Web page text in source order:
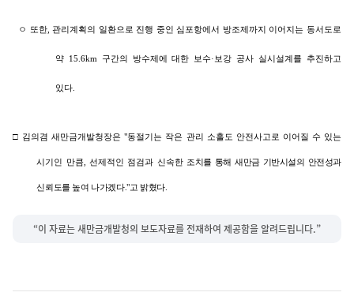
ㅇ 또한,관리계획의 일환으로 진행 중인 심포항에서 방조제까지 이어지는 동서도로
약 15.6km 구간의 방수제에 대한 보수· 보강 공사 실시설계를 추진하고
있다.
□ 김의겸 새만금개발청장은"동절기는 작은 관리 소홀도 안전사고로 이어질 수 있는
시기인 만큼,선제적인 점검과 신속한 조치를 통해 새만금 기반시설의 안전성과
신뢰도를 높여 나가겠다."고 밝혔다.
“이 자료는 새만금개발청의 보도자료를 전재하여 제공함을 알려드립니다.”